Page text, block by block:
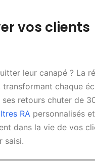
vos clients
leur canapé ? La
chaque
retours chuter de
RA personnalisés
dans la vie de vos
saisi.